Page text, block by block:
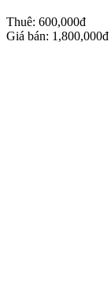
Thuê: 600,000đ
Giá bán: 1,800,000đ